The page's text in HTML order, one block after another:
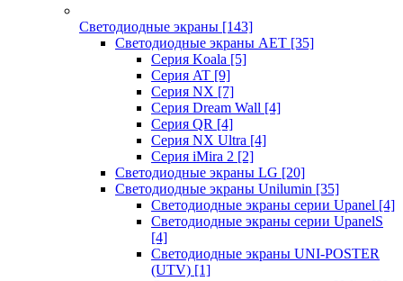
Светодиодные экраны [143]
Светодиодные экраны AET [35]
Cерия Koala [5]
Серия AT [9]
Серия NX [7]
Серия Dream Wall [4]
Серия QR [4]
Серия NX Ultra [4]
Серия iMira 2 [2]
Светодиодные экраны LG [20]
Светодиодные экраны Unilumin [35]
Светодиодные экраны серии Upanel [4]
Светодиодные экраны серии UpanelS
[4]
Светодиодные экраны UNI-POSTER
(UTV) [1]